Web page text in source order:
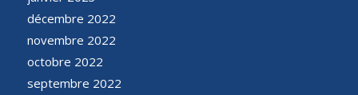
décembre 2022
novembre 2022
octobre 2022
septembre 2022